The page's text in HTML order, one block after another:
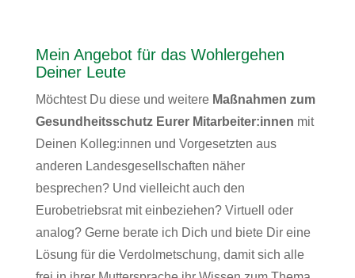
Mein Angebot für das Wohlergehen
Deiner Leute
Möchtest Du diese und weitere Maßnahmen zum
Gesundheitsschutz Eurer Mitarbeiter:innen mit
Deinen Kolleg:innen und Vorgesetzten aus
anderen Landesgesellschaften näher
besprechen? Und vielleicht auch den
Eurobetriebsrat mit einbeziehen? Virtuell oder
analog? Gerne berate ich Dich und biete Dir eine
Lösung für die Verdolmetschung, damit sich alle